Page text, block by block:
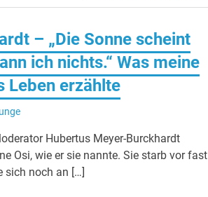
– „Die Sonne scheint
ich nichts.“ Was meine
Leben erzählte
Hubertus Meyer-Burckhardt
Osi, wie er sie nannte. Sie starb vor fast
sich noch an […]